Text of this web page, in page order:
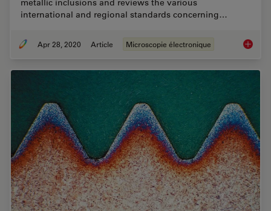
metallic inclusions and reviews the various
international and regional standards concerning…
Apr 28, 2020 Article Microscopie électronique Rate